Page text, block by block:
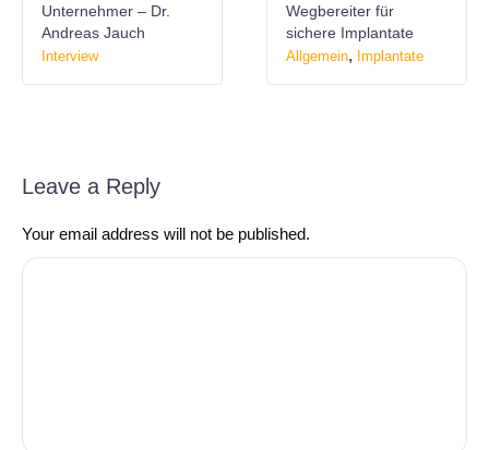
Unternehmer – Dr.
Andreas Jauch
Interview
Wegbereiter für
sichere Implantate
Allgemein, Implantate
Leave a Reply
Your email address will not be published.